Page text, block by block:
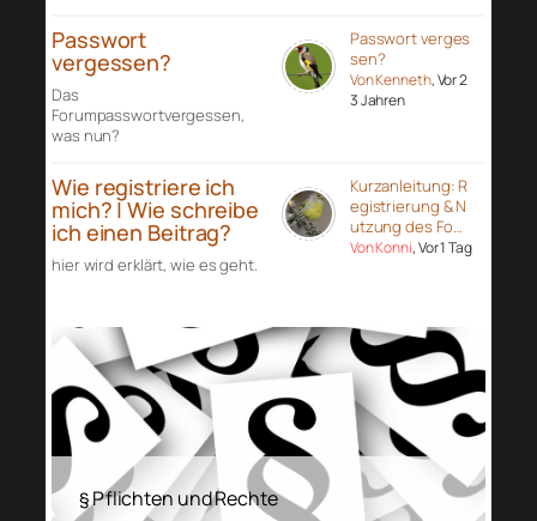
Passwort
vergessen?
Das
Forumpasswortvergessen,
was nun?
Passwort verges
sen?
Von Kenneth, Vor 2
3 Jahren
Wie registriere ich
mich? | Wie schreibe
ich einen Beitrag?
hier wird erklärt, wie es geht.
Kurzanleitung: R
egistrierung & N
utzung des Fo…
Von Konni, Vor 1 Tag
§ Pflichten und Rechte